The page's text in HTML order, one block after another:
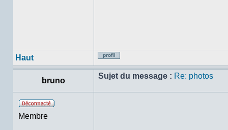
Haut
Profil
bruno
Sujet du message : Re: photos
Membre